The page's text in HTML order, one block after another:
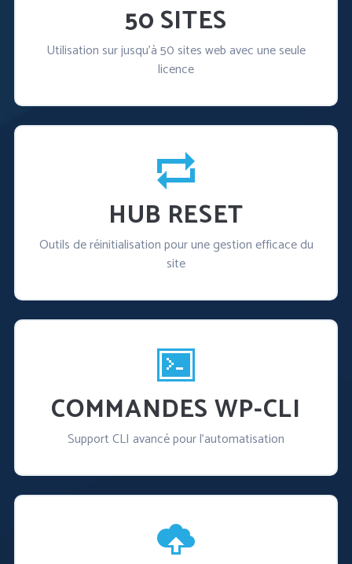
50 SITES
Utilisation sur jusqu'à 50 sites web avec une seule
licence
HUB RESET
Outils de réinitialisation pour une gestion efficace du
site
COMMANDES WP-CLI
Support CLI avancé pour l'automatisation